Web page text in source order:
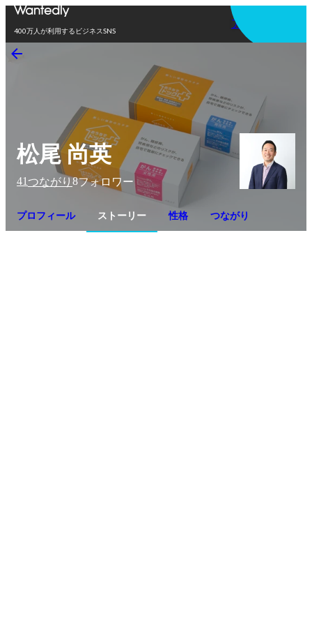
400万人が利用するビジネスSNS
アプリを使う
松尾 尚英
41つながり 8フォロワー
プロフィール ストーリー 性格 つながり